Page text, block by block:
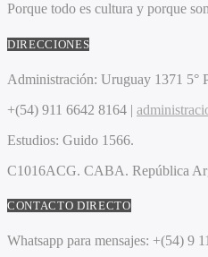
Porque todo es cultura y porque
DIRECCIONES
Administración: Uruguay 1371 5°
+(54) 911 6642 8164 |
Estudios: Guido 1566.
C1016ACG. CABA. República
CONTACTO DIRECTO
Whatsapp para mensajes: +(54) 9